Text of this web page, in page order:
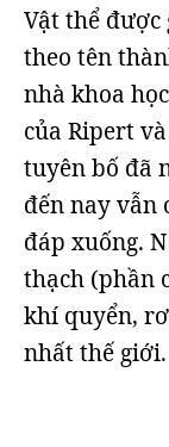
Vật thể
theo tên
nhà khoa
của Ripert
tuyên bố đã
đến nay
đáp xuống.
thạch (phần
khí quyển,
nhất thế giới.